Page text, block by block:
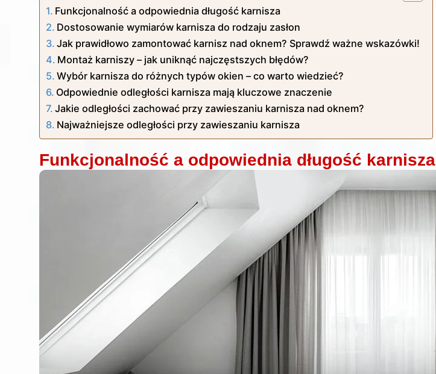
Funkcjonalność a odpowiednia długość karnisza
Dostosowanie wymiarów karnisza do rodzaju zasłon
Jak prawidłowo zamontować karnisz nad oknem? Sprawdź ważne wskazówki!
Montaż karniszy – jak uniknąć najczęstszych błędów?
Wybór karnisza do różnych typów okien – co warto wiedzieć?
Odpowiednie odległości karnisza mają kluczowe znaczenie
Jakie odległości zachować przy zawieszaniu karnisza nad oknem?
Najważniejsze odległości przy zawieszaniu karnisza
Funkcjonalność a odpowiednia długość karnisza